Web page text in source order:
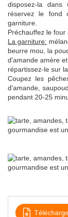
disposez-la
réservez le fond
garniture.
Préchauffez le four
La garniture:
beurre mou, la
d'amande amère
répartissez-le sur
Coupez les
d'amande,
pendant 20-25